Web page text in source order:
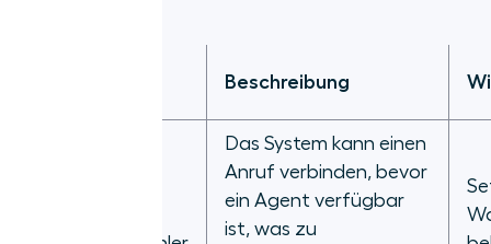
Beschreibung
Das System kann einen
Anruf verbinden, bevor
ein Agent verfügbar
ist, was zu